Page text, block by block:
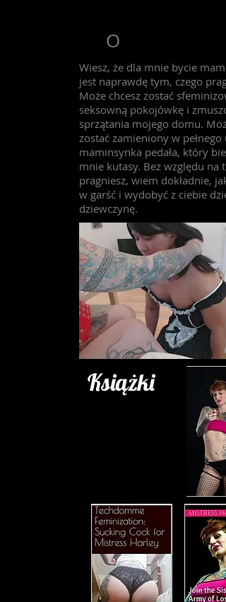
O
Wiesz, że dla mnie bycie
jest naprawdę tym, czego
Może chcesz zostać
seksowną pokojówkę i
sprzątania mojego domu.
zostać zamieniony w pełnego
maminsynka pedała, który
mnie kutasy. Bez względu na
pragniesz, wiem dokładnie,
w garść i wydobyć z ciebie
dziewczynę.
Książki